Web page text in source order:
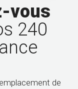
vous
240
de